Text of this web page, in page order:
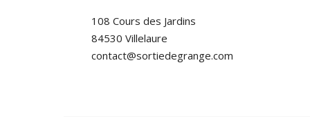
108 Cours des Jardins
84530 Villelaure
contact@sortiedegrange.com